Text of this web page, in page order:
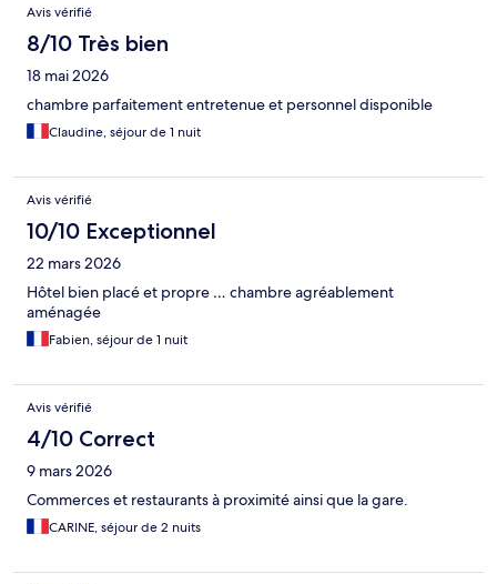
Avis vérifié
8/10 Très bien
18 mai 2026
chambre parfaitement entretenue et personnel disponible
Claudine, séjour de 1 nuit
Avis vérifié
10/10 Exceptionnel
22 mars 2026
Hôtel bien placé et propre … chambre agréablement
aménagée
Fabien, séjour de 1 nuit
Avis vérifié
4/10 Correct
9 mars 2026
Commerces et restaurants à proximité ainsi que la gare.
CARINE, séjour de 2 nuits